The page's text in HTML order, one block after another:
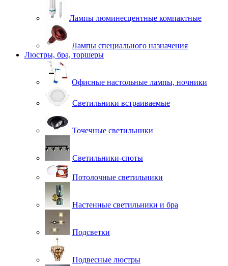
Лампы люминесцентные компактные
Лампы специального назначения
Люстры, бра, торшеры
Офисные настольные лампы, ночники
Светильники встраиваемые
Точечные светильники
Светильники-споты
Потолочные светильники
Настенные светильники и бра
Подсветки
Подвесные люстры